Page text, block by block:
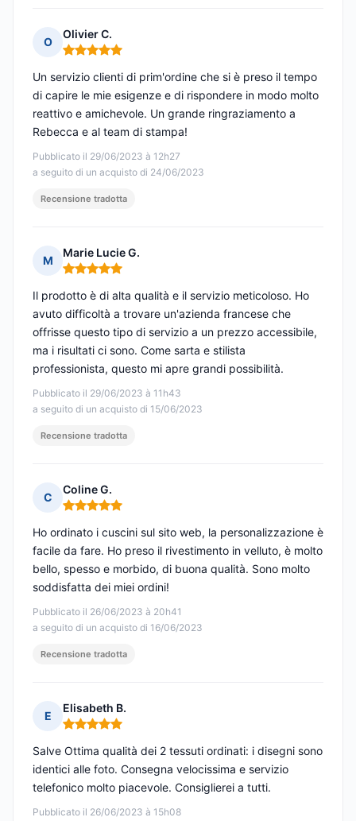
O
Olivier C.
Nota: 5 su 5
Pubblicato il 29/06/2023 à 12h27
a seguito di un acquisto di 24/06/2023
Un servizio clienti di prim'ordine che si è preso il tempo
di capire le mie esigenze e di rispondere in modo molto
reattivo e amichevole. Un grande ringraziamento a
Rebecca e al team di stampa!
Recensione tradotta
M
Marie Lucie G.
Nota: 5 su 5
Pubblicato il 29/06/2023 à 11h43
a seguito di un acquisto di 15/06/2023
Il prodotto è di alta qualità e il servizio meticoloso. Ho
avuto difficoltà a trovare un'azienda francese che
offrisse questo tipo di servizio a un prezzo accessibile,
ma i risultati ci sono. Come sarta e stilista
professionista, questo mi apre grandi possibilità.
Recensione tradotta
C
Coline G.
Nota: 5 su 5
Pubblicato il 26/06/2023 à 20h41
a seguito di un acquisto di 16/06/2023
Ho ordinato i cuscini sul sito web, la personalizzazione è
facile da fare. Ho preso il rivestimento in velluto, è molto
bello, spesso e morbido, di buona qualità. Sono molto
soddisfatta dei miei ordini!
Recensione tradotta
E
Elisabeth B.
Nota: 5 su 5
Pubblicato il 26/06/2023 à 15h08
Salve Ottima qualità dei 2 tessuti ordinati: i disegni sono
identici alle foto. Consegna velocissima e servizio
telefonico molto piacevole. Consiglierei a tutti.